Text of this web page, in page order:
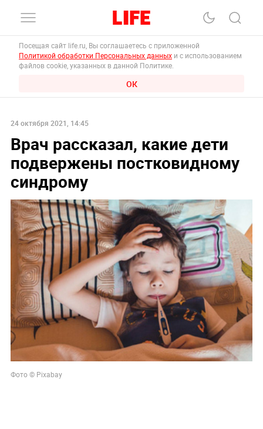
Посещая сайт life.ru, Вы соглашаетесь с приложенной
Политикой обработки Персональных данных и с использованием
файлов cookie, указанных в данной Политике.
ОК
24 октября 2021, 14:45
Врач рассказал, какие дети
подвержены постковидному
синдрому
Фото © Pixabay